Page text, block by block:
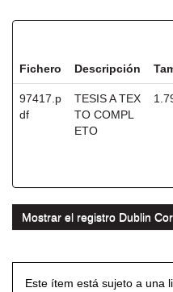
Fichero Descripción
97417.p
df
TESIS A TEX
TO COMPL
ETO
Mostrar el registro Dublin
Este ítem está sujeto a una